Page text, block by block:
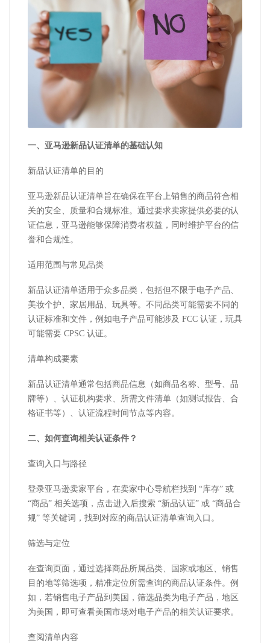
一、亚马逊新品认证清单的基础认知
新品认证清单的目的
亚马逊新品认证清单旨在确保在平台上销售的商品符合相
关的安全、质量和合规标准。通过要求卖家提供必要的认
证信息，亚马逊能够保障消费者权益，同时维护平台的信
誉和合规性。
适用范围与常见品类
新品认证清单适用于众多品类，包括但不限于电子产品、
美妆个护、家居用品、玩具等。不同品类可能需要不同的
认证标准和文件，例如电子产品可能涉及 FCC 认证，玩具
可能需要 CPSC 认证。
清单构成要素
新品认证清单通常包括商品信息（如商品名称、型号、品
牌等）、认证机构要求、所需文件清单（如测试报告、合
格证书等）、认证流程时间节点等内容。
二、如何查询相关认证条件？
查询入口与路径
登录亚马逊卖家平台，在卖家中心导航栏找到 “库存” 或
“商品” 相关选项，点击进入后搜索 “新品认证” 或 “商品合
规” 等关键词，找到对应的商品认证清单查询入口。
筛选与定位
在查询页面，通过选择商品所属品类、国家或地区、销售
目的地等筛选项，精准定位所需查询的商品认证条件。例
如，若销售电子产品到美国，筛选品类为电子产品，地区
为美国，即可查看美国市场对电子产品的相关认证要求。
查阅清单内容